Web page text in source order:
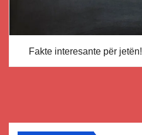
Fakte interesante për jetën!